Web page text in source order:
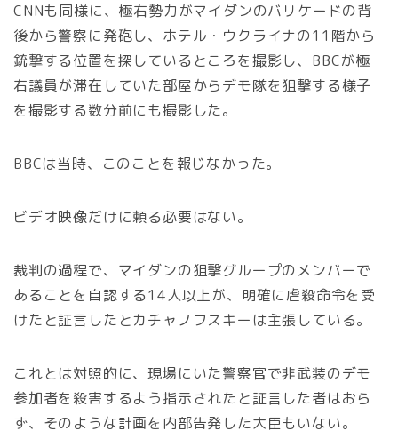
CNNも同様に、極右勢力がマイダンのバリケードの背
後から警察に発砲し、ホテル・ウクライナの11階から
銃撃する位置を探しているところを撮影し、BBCが極
右議員が滞在していた部屋からデモ隊を狙撃する様子
を撮影する数分前にも撮影した。
BBCは当時、このことを報じなかった。
ビデオ映像だけに頼る必要はない。
裁判の過程で、マイダンの狙撃グループのメンバーで
あることを自認する14人以上が、明確に虐殺命令を受
けたと証言したとカチャノフスキーは主張している。
これとは対照的に、現場にいた警察官で非武装のデモ
参加者を殺害するよう指示されたと証言した者はおら
ず、そのような計画を内部告発した大臣もいない。